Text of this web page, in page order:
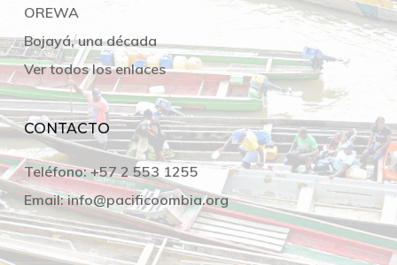
OREWA
Bojayá, una década
Ver todos los enlaces
CONTACTO
Teléfono:+57 2 553 1255
Email: info@pacificoombia.org